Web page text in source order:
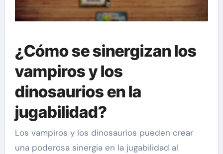
¿Cómo se sinergizan los
vampiros y los
dinosaurios en la
jugabilidad?
Los vampiros y los dinosaurios pueden crear
una poderosa sinergia en la jugabilidad al